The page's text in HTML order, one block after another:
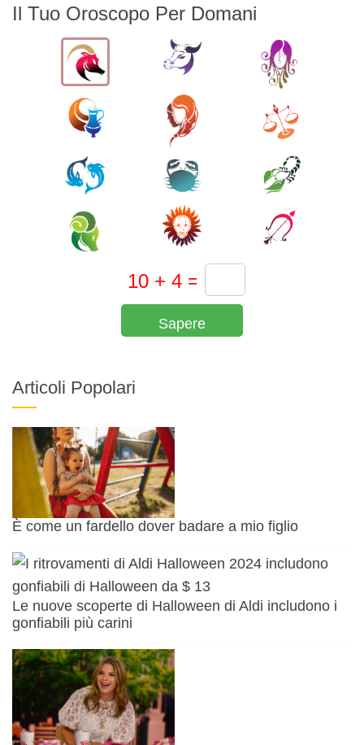
Il Tuo Oroscopo Per Domani
Sapere
Articoli Popolari
È come un fardello dover badare a mio figlio
Le nuove scoperte di Halloween di Aldi includono i
gonfiabili più carini